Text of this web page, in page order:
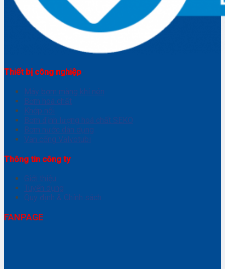
Thiết bị công nghiệp
Máy bơm màng khí nén
Bơm hoá chất
Khớp nối
Bơm định lượng hoá chất SEKO
Bơm nước dân dụng
Van cổng Valvotubi
Thông tin công ty
Giới thiệu
Tuyển dụng
Quy định & Chính sách
FANPAGE